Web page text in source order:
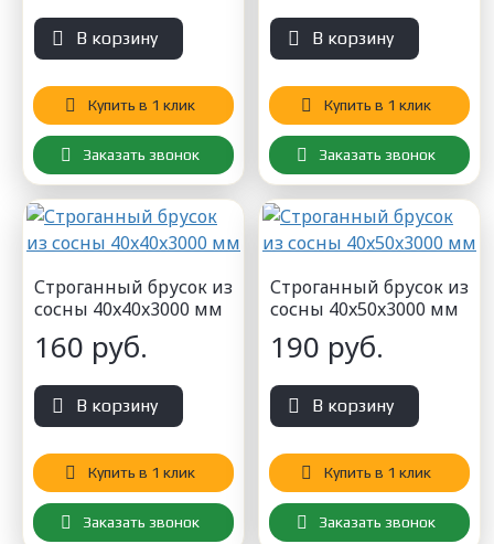
В корзину
Купить в 1 клик
Заказать звонок
В корзину
Купить в 1 клик
Заказать звонок
Строганный брусок из
сосны 40x40x3000 мм
160 руб.
В корзину
Купить в 1 клик
Заказать звонок
Строганный брусок из
сосны 40x50x3000 мм
190 руб.
В корзину
Купить в 1 клик
Заказать звонок